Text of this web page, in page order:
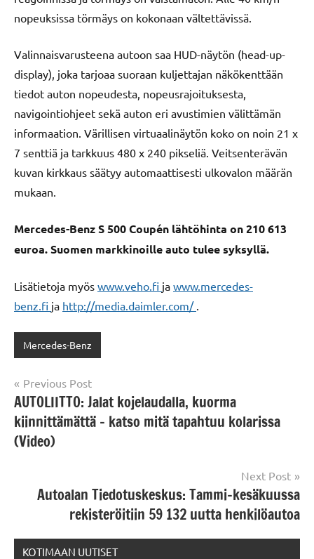
nopeuksissa törmäys on kokonaan vältettävissä.
Valinnaisvarusteena autoon saa HUD-näytön (head-up-
display), joka tarjoaa suoraan kuljettajan näkökenttään
tiedot auton nopeudesta, nopeusrajoituksesta,
navigointiohjeet sekä auton eri avustimien välittämän
informaation. Värillisen virtuaalinäytön koko on noin 21 x
7 senttiä ja tarkkuus 480 x 240 pikseliä. Veitsenterävän
kuvan kirkkaus säätyy automaattisesti ulkovalon määrän
mukaan.
Mercedes-Benz S 500 Coupén lähtöhinta on 210 613
euroa. Suomen markkinoille auto tulee syksyllä.
Lisätietoja myös www.veho.fi ja www.mercedes-
benz.fi ja http://media.daimler.com/
Mercedes-Benz
Post
navigation
Previous Post
AUTOLIITTO: Jalat kojelaudalla, kuorma
kiinnittämättä – katso mitä tapahtuu kolarissa
(Video)
Next Post
Autoalan Tiedotuskeskus: Tammi-kesäkuussa
rekisteröitiin 59 132 uutta henkilöautoa
KOTIMAAN UUTISET